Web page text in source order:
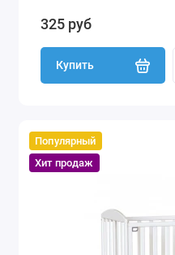
325 руб
Купить
Популярный
Хит продаж